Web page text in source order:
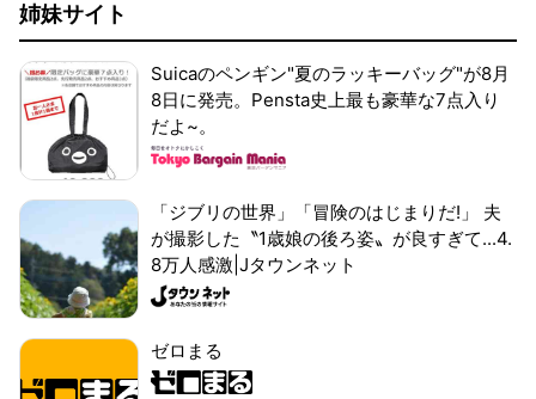
姉妹サイト
Suicaのペンギン"夏のラッキーバッグ"が8月
8日に発売。Pensta史上最も豪華な7点入り
だよ~。
「ジブリの世界」「冒険のはじまりだ!」 夫
が撮影した〝1歳娘の後ろ姿〟が良すぎて...4.
8万人感激|Jタウンネット
ゼロまる